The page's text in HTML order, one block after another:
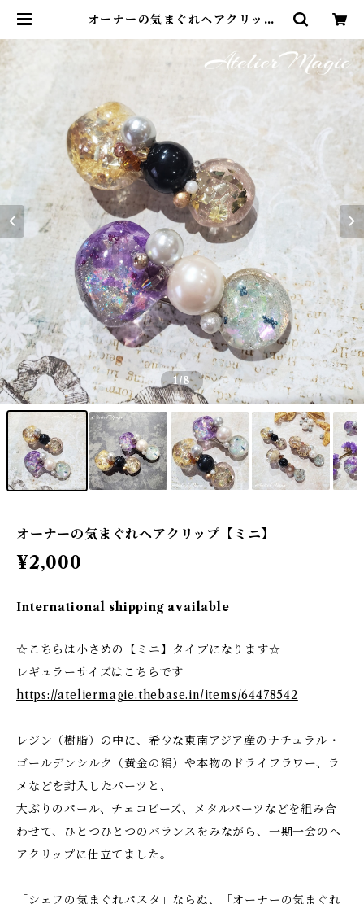
オーナーの気まぐれヘアクリップ
1 /8
オーナーの気まぐれヘアクリップ【ミニ】
¥2,000
International shipping available
☆こちらは小さめの【ミニ】タイプになります☆
レギュラーサイズはこちらです
https://ateliermagie.thebase.in/items/64478542
レジン（樹脂）の中に、希少な東南アジア産のナチュラル・
ゴールデンシルク（黄金の絹）や本物のドライフラワー、ラ
メなどを封入したパーツと、
大ぶりのパール、チェコビーズ、メタルパーツなどを組み合
わせて、ひとつひとつのバランスをみながら、一期一会のヘ
アクリップに仕立てました。
「シェフの気まぐれパスタ」ならぬ、「オーナーの気まぐれ